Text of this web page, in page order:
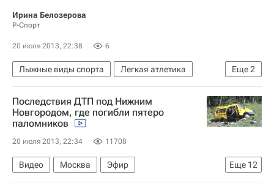
Ирина Белозерова
Р-Спорт
20 июля 2013, 22:38 6
Еще2
Лыжные виды спорта
Легкая атлетика
Клаудия Нюстад
Александр Легков
Последствия ДТП под Нижним
Новгородом, где погибли пятеро
паломников
20 июля 2013, 22:34 11708
Еще 12
Видео Москва
Эфир